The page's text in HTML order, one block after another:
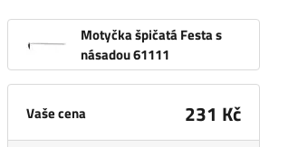
Motyčka špičatá Festa s
násadou 61111
Vaše cena 231 Kč